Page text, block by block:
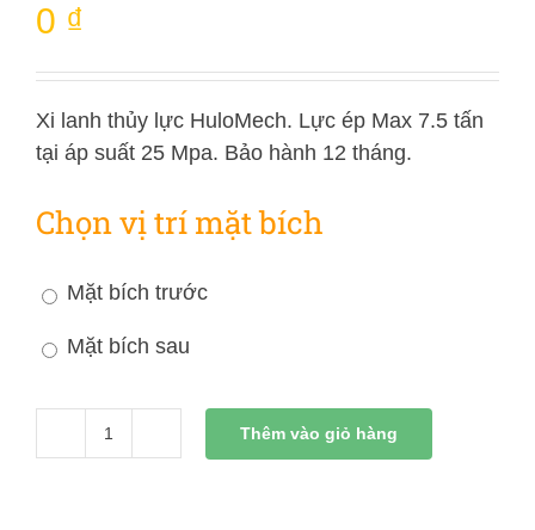
0 ₫
Xi lanh thủy lực HuloMech. Lực ép Max 7.5 tấn
tại áp suất 25 Mpa. Bảo hành 12 tháng.
Chọn vị trí mặt bích
Mặt bích trước
Mặt bích sau
Xi
Thêm vào giỏ hàng